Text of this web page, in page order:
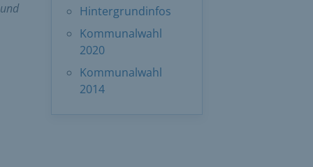
Hintergrundinfos
Kommunalwahl
2020
Kommunalwahl
2014